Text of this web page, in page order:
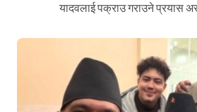
यादवलाई पक्राउ गराउने प्रयास